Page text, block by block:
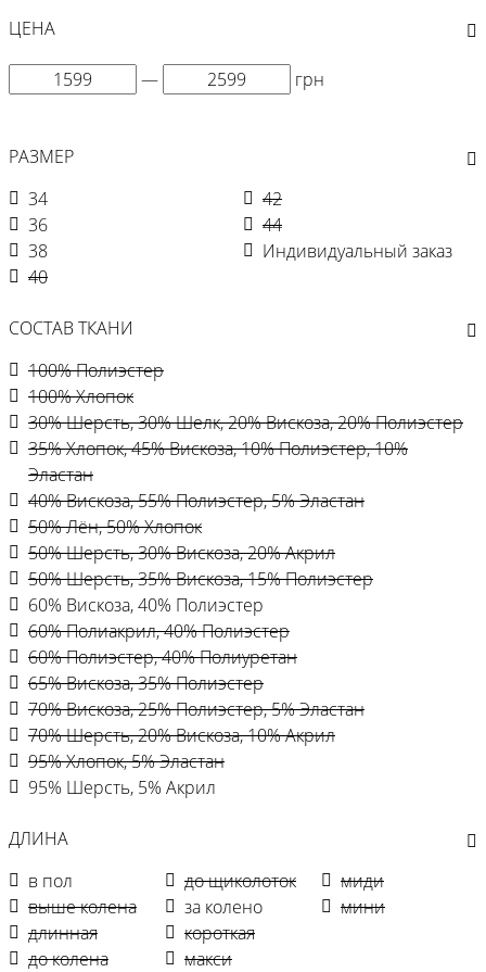
ЦЕНА
— грн
РАЗМЕР
34
36
38
40
42
44
Индивидуальный заказ
СОСТАВ ТКАНИ
100% Полиэстер
100% Хлопок
30% Шерсть, 30% Шелк, 20% Вискоза, 20% Полиэстер
35% Хлопок, 45% Вискоза, 10% Полиэстер, 10%
Эластан
40% Вискоза, 55% Полиэстер, 5% Эластан
50% Лён, 50% Хлопок
50% Шерсть, 30% Вискоза, 20% Акрил
50% Шерсть, 35% Вискоза, 15% Полиэстер
60% Вискоза, 40% Полиэстер
60% Полиакрил, 40% Полиэстер
60% Полиэстер, 40% Полиуретан
65% Вискоза, 35% Полиэстер
70% Вискоза, 25% Полиэстер, 5% Эластан
70% Шерсть, 20% Вискоза, 10% Акрил
95% Хлопок, 5% Эластан
95% Шерсть, 5% Акрил
ДЛИНА
в пол
выше колена
длинная
до колена
до щиколоток
за колено
короткая
макси
миди
мини